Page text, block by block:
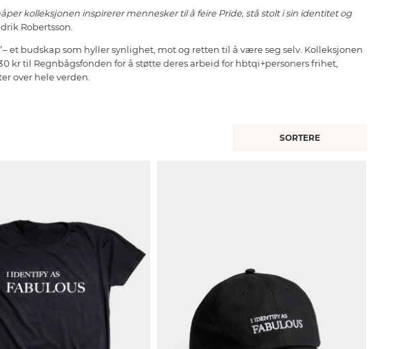
kolleksjonen inspirerer mennesker til å feire Pride, stå stolt i sin identitet og
Robertsson.
– et budskap som hyller synlighet, mot og retten til å være seg selv. Kolleksjonen
til Regnbågsfonden for å støtte deres arbeid for hbtqi+personers frihet,
over hele verden.